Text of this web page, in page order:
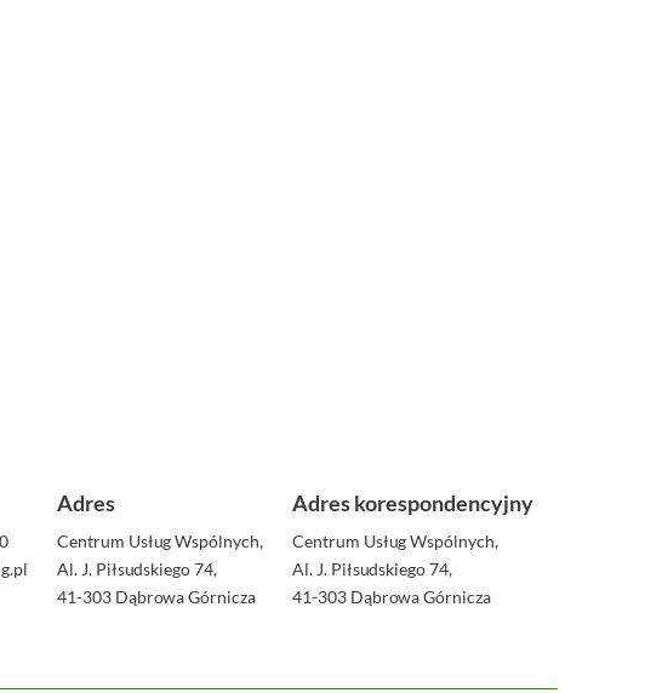
Adres
Centrum Usług Wspólnych,
Al. J. Piłsudskiego 74,
41-303 Dąbrowa Górnicza
Adres korespondencyjny
Centrum Usług Wspólnych,
Al. J. Piłsudskiego 74,
41-303 Dąbrowa Górnicza